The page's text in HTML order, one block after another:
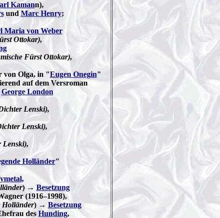
Kamann),
und Marc Henry;
Maria von Weber
Ottokar),
Fürst Ottokar),
von Olga, in "Eugen Onegin"
auf dem Versroman
George London
Lenski),
Lenski),
Lenski),
Holländer"
,
) → Besetzung
(1916–1998),
) → Besetzung
des Hunding,